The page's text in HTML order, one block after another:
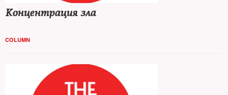
Концентрация зла
COLUMN